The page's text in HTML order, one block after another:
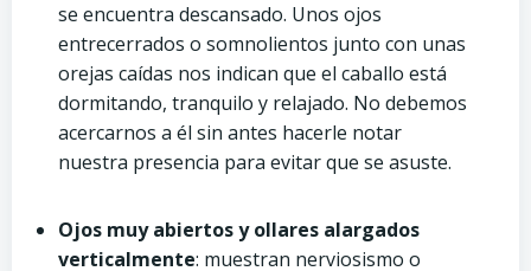
se encuentra descansado. Unos ojos
entrecerrados o somnolientos junto con unas
orejas caídas nos indican que el caballo está
dormitando, tranquilo y relajado. No debemos
acercarnos a él sin antes hacerle notar
nuestra presencia para evitar que se asuste.
Ojos muy abiertos y ollares alargados
verticalmente: muestran nerviosismo o